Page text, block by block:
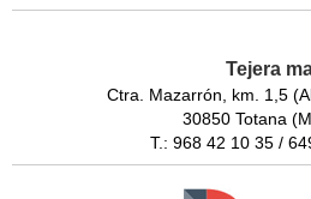
Tejera
Ctra. Mazarrón, km. 1,5
30850 Totana
T.: 968 42 10 35 /